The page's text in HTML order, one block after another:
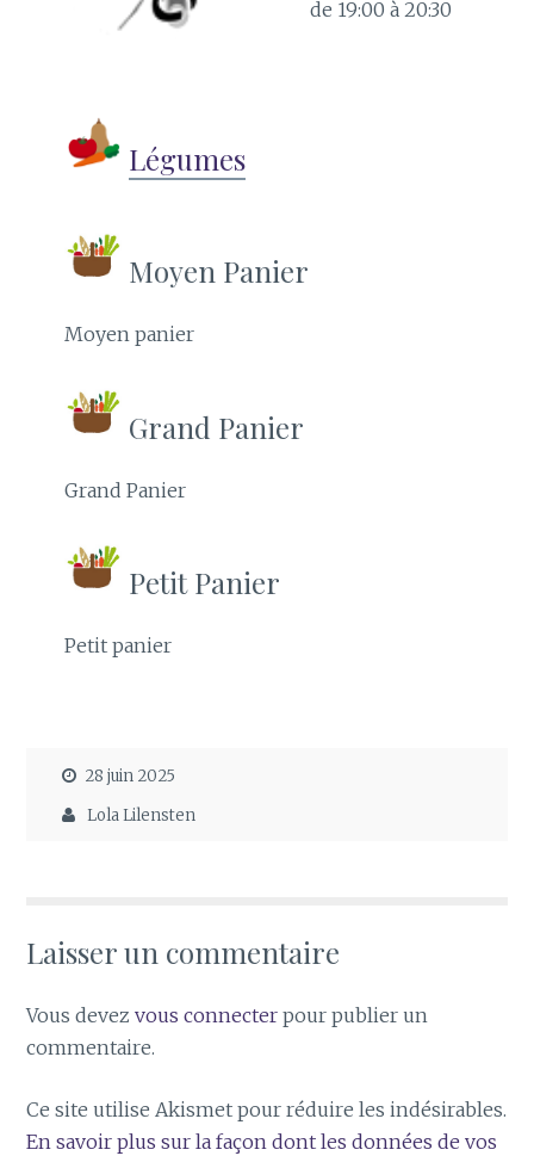
de 19:00 à 20:30
Légumes
Moyen Panier
Moyen panier
Grand Panier
Grand Panier
Petit Panier
Petit panier
28 juin 2025
Lola Lilensten
Laisser un commentaire
Vous devezvous connecter pour publier un
commentaire.
Ce site utilise Akismet pour réduire les indésirables.
En savoir plus sur la façon dont les données de vos